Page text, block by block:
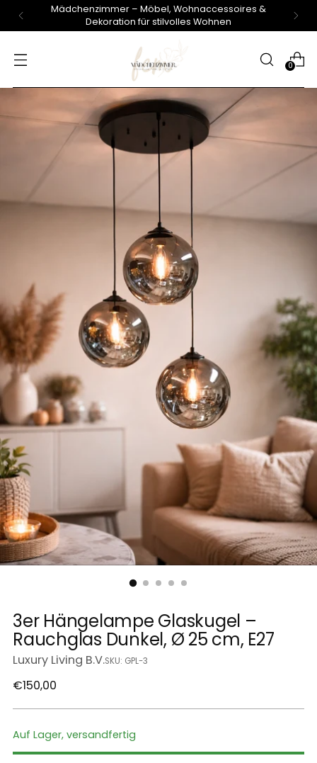
Mädchenzimmer – Möbel, Wohnaccessoires &
Dekoration für stilvolles Wohnen
0
3er Hängelampe Glaskugel –
Rauchglas Dunkel, Ø 25 cm, E27
Luxury Living B.V.SKU: GPL-3
Regulärer
€150,00
Auf Lager, versandfertig